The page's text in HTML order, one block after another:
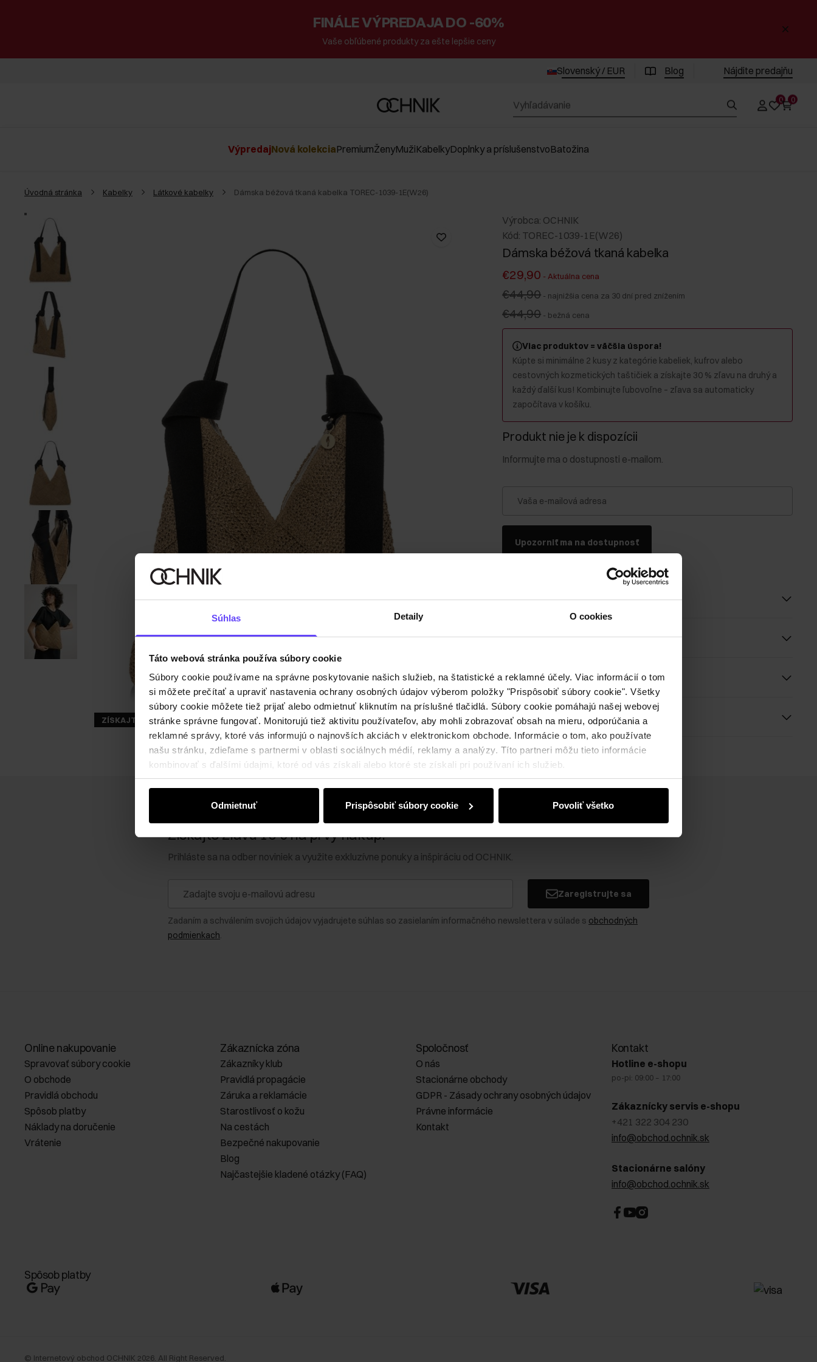
Súhlas Detaily O cookies
Táto webová stránka používa súbory cookie
Súbory cookie používame na správne poskytovanie našich služieb, na štatistické a reklamné účely. Viac informácií o tom
si môžete prečítať a upraviť nastavenia ochrany osobných údajov výberom položky "Prispôsobiť súbory cookie". Všetky
súbory cookie môžete tiež prijať alebo odmietnuť kliknutím na príslušné tlačidlá. Súbory cookie pomáhajú našej webovej
stránke správne fungovať. Monitorujú tiež aktivitu používateľov, aby mohli zobrazovať obsah na mieru, odporúčania a
reklamné správy, ktoré vás informujú o najnovších akciách v elektronickom obchode. Informácie o tom, ako používate
našu stránku, zdieľame s partnermi v oblasti sociálnych médií, reklamy a analýzy. Títo partneri môžu tieto informácie
kombinovať s ďalšími údajmi, ktoré od vás získali alebo ktoré ste získali pri používaní ich služieb.
Odmietnuť Prispôsobiť súbory cookie Povoliť všetko
FINÁLE VÝPREDAJA DO -60%
Vaše obľúbené produkty za ešte lepšie ceny
Slovenský / EUR Blog Nájdite predajňu
0 0
VýpredajNová kolekciaPremiumŽenyMužiKabelkyDoplnky a príslušenstvoBatožina
Úvodná stránka Kabelky Látkové kabelky Dámska béžová tkaná kabelka TOREC-1039-1E(W26)
ZÍSKAJTE -30%
Výrobca: OCHNIK
Kód: TOREC-1039-1E(W26)
Dámska béžová tkaná kabelka
€29,90 - Aktuálna cena
€44,90 - najnižšia cena za 30 dní pred znížením
€44,90 - bežná cena
Viac produktov = väčšia úspora!
Kúpte si minimálne 2 kusy z kategórie kabeliek, kufrov alebo
cestovných kozmetických taštičiek a získajte 30 % zľavu na druhý a
každý ďalší kus! Kombinujte ľubovoľne – zľava sa automaticky
započítava v košíku.
Produkt nie je k dispozícii
Informujte ma o dostupnosti e-mailom.
Vaša e-mailová adresa
Upozorniť ma na dostupnosť
Popis produktu
Detaily
Zloženie a rozmery
Recenzie
Získajte zľavu 10 € na prvý nákup!
Prihláste sa na odber noviniek a využite exkluzívne ponuky a inšpiráciu od OCHNIK.
Zaregistrujte sa
Zadaním a schválením svojich údajov vyjadrujete súhlas so zasielaním informačného newslettera v súlade s obchodných
podmienkach.
Online nakupovanie
Spravovať súbory cookie
O obchode
Pravidlá obchodu
Spôsob platby
Náklady na doručenie
Vrátenie
Zákaznícka zóna
Zákazníky klub
Pravidlá propagácie
Záruka a reklamácie
Starostlivosť o kožu
Na cestách
Bezpečné nakupovanie
Blog
Najčastejšie kladené otázky (FAQ)
Spoločnosť
O nás
Stacionárne obchody
GDPR - Zásady ochrany osobných údajov
Právne informácie
Kontakt
Kontakt
Hotline e-shopu
po-pi: 09:00 – 17:00
Zákaznícky servis e-shopu
+421 322 304 230
info@obchod.ochnik.sk
Stacionárne salóny
info@obchod.ochnik.sk
Spôsob platby
© Internetový obchod OCHNIK 2026 . All Right Reserved.